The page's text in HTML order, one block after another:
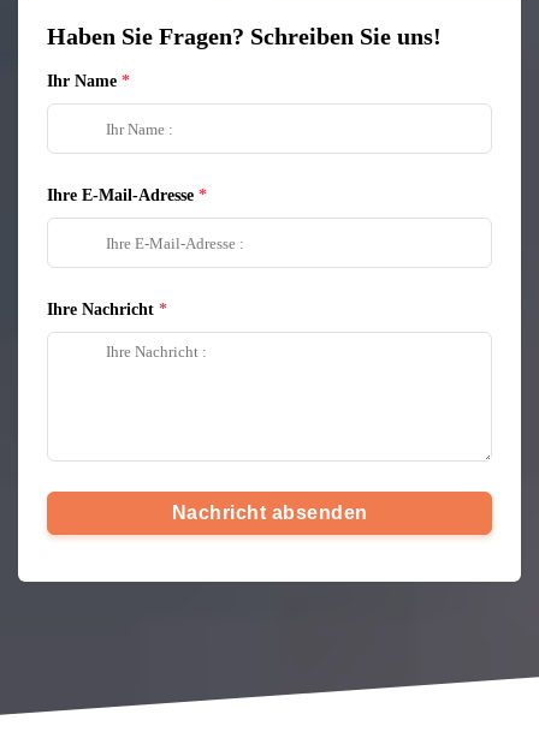
Haben Sie Fragen? Schreiben Sie uns!
Ihr Name
Ihre E-Mail-Adresse
Ihre Nachricht
Nachricht absenden